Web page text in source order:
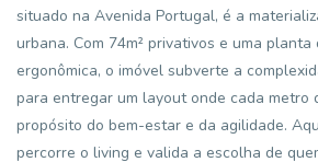
situado na Avenida Portugal, é a
urbana. Com 74m² privativos e uma
ergonômica, o imóvel subverte a
para entregar um layout onde cada metro
propósito do bem-estar e da agilidade.
percorre o living e valida a escolha de